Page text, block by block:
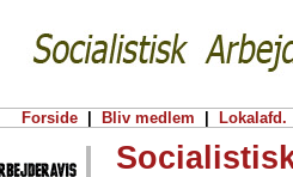
Forside Bliv medlem Lokalafd.